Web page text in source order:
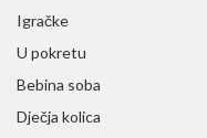
Igračke
U pokretu
Bebina soba
Dječja kolica